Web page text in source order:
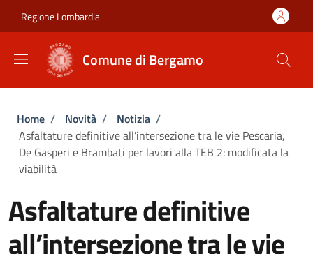
Regione Lombardia
Comune di Bergamo
Briciole di pane
Home / Novità / Notizia /
Asfaltature definitive all’intersezione tra le vie Pescaria,
De Gasperi e Brambati per lavori alla TEB 2: modificata la
viabilità
Asfaltature definitive
all’intersezione tra le vie